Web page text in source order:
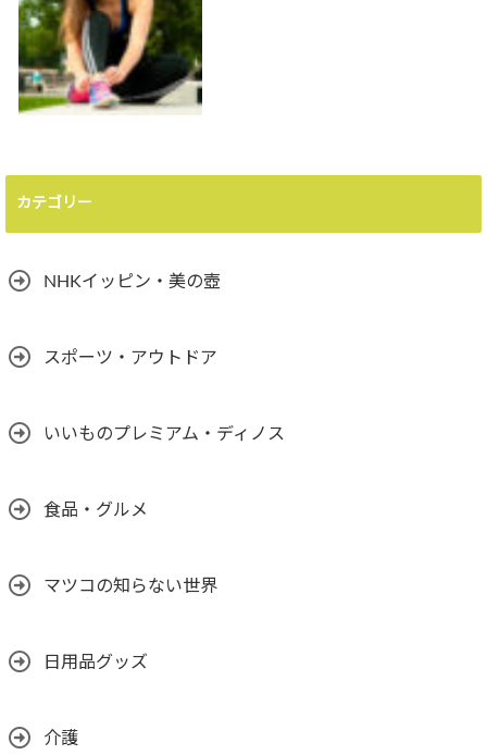
カテゴリー
NHKイッピン・美の壺
スポーツ・アウトドア
いいものプレミアム・ディノス
食品・グルメ
マツコの知らない世界
日用品グッズ
介護